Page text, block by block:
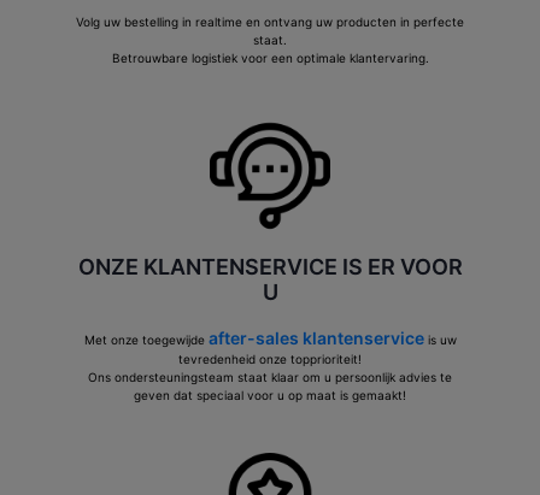
Volg uw bestelling in realtime en ontvang uw producten in perfecte
staat.
Betrouwbare logistiek voor een optimale klantervaring.
ONZE KLANTENSERVICE IS ER VOOR
U
Met onze toegewijde after-sales klantenserviceis uw
tevredenheid onze topprioriteit!
Ons ondersteuningsteam staat klaar om u persoonlijk advies te
geven dat speciaal voor u op maat is gemaakt!